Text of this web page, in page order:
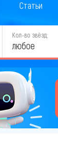
Статьи
Кол-во звёзд:
любое